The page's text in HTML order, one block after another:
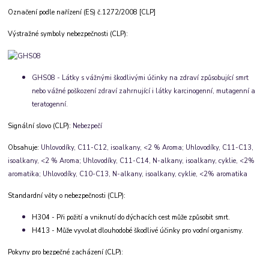
Označení podle nařízení (ES) č.1272/2008 [CLP]
Výstražné symboly nebezpečnosti (CLP):
GHS08 - Látky s vážnými škodlivými účinky na zdraví způsobující smrt
nebo vážné poškození zdraví zahrnující i látky karcinogenní, mutagenní a
teratogenní.
Signální slovo (CLP): Nebezpečí
Obsahuje: Uhlovodíky, C11-C12, isoalkany, <2 % Aroma; Uhlovodíky, C11-C13,
isoalkany, <2 % Aroma; Uhlovodíky, C11-C14, N-alkany, isoalkany, cyklie, <2%
aromatika; Uhlovodíky, C10-C13, N-alkany, isoalkany, cyklie, <2% aromatika
Standardní věty o nebezpečnosti (CLP):
H304 - Při požití a vniknutí do dýchacích cest může způsobit smrt.
H413 - Může vyvolat dlouhodobé škodlivé účinky pro vodní organismy.
Pokyny pro bezpečné zacházení (CLP):